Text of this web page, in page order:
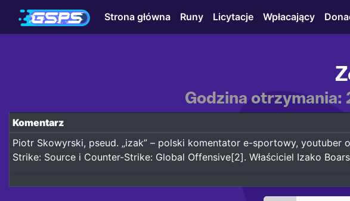
Strona główna Runy Licytacje Wpłacający
Godzina otrzymania:
Komentarz
Piotr Skowyrski, pseud. „izak” – polski komentator e-sportowy, youtuber
Strike: Source i Counter-Strike: Global Offensive[2]. Właściciel Izako